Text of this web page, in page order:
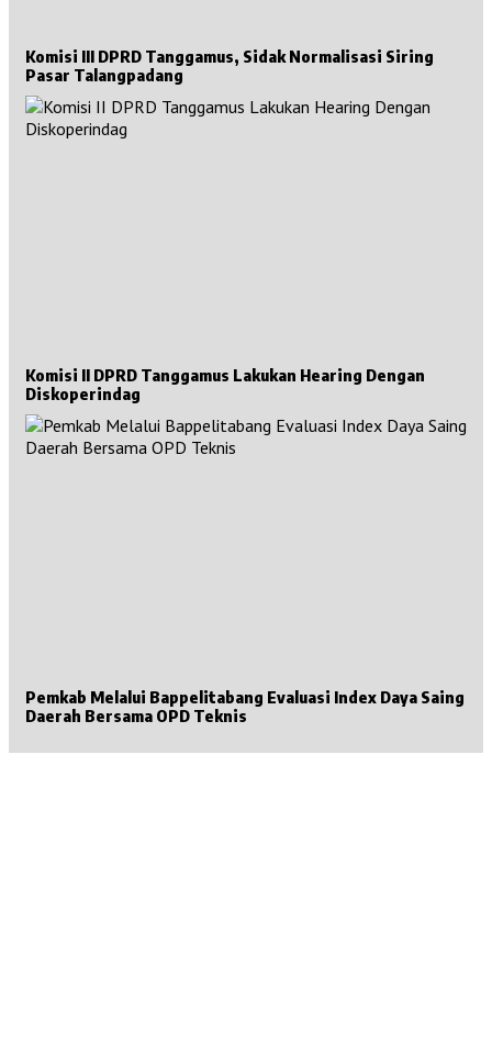
Komisi III DPRD Tanggamus, Sidak Normalisasi Siring
Pasar Talangpadang
Komisi II DPRD Tanggamus Lakukan Hearing Dengan
Diskoperindag
Pemkab Melalui Bappelitabang Evaluasi Index Daya Saing
Daerah Bersama OPD Teknis